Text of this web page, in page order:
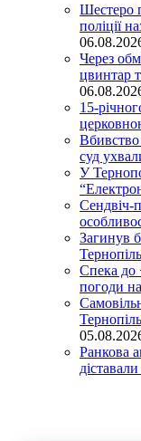
Шестеро
поліції
Через
цвинтар
15-
Вбивство
суд
У
Сендвіч-
Загинув
Спека до
погоди
Ранкова